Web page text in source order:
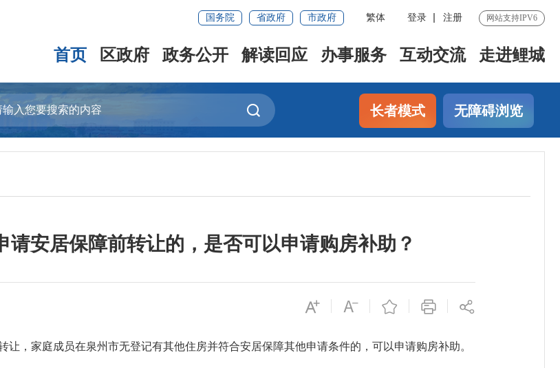
国务院 省政府 市政府 繁体 登录 注册 网站支持IPV6
首页 区政府 政务公开 解读回应 办事服务 互动交流 走进鲤城
长者模式 无障碍浏览
请安居保障前转让的，是否可以申请购房补助？
，家庭成员在泉州市无登记有其他住房并符合安居保障其他申请条件的，可以申请购房补助。